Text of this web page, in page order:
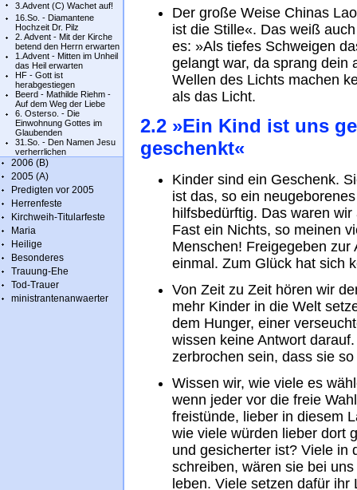
3.Advent (C) Wachet auf!
16.So. - Diamantene
Hochzeit Dr. Pilz
2. Advent - Mit der Kirche
betend den Herrn erwarten
1.Advent - Mitten im Unheil
das Heil erwarten
HF - Gott ist
herabgestiegen
Beerd - Mathilde Riehm -
Auf dem Weg der Liebe
6. Osterso. - Die
Einwohnung Gottes im
Glaubenden
31.So. - Den Namen Jesu
verherrlichen
2006 (B)
2005 (A)
Predigten vor 2005
Herrenfeste
Kirchweih-Titularfeste
Maria
Heilige
Besonderes
Trauung-Ehe
Tod-Trauer
ministrantenanwaerter
Der große Weise Chinas
ist die Stille«. Das weiß
es: »Als tiefes Schweigen
gelangt war, da sprang dein
Wellen des Lichts machen
als das Licht.
2.2 »Ein Kind ist uns
geschenkt«
Kinder sind ein Geschenk.
ist das, so ein
hilfsbedürftig. Das waren
Fast ein Nichts, so meinen
Menschen! Freigegeben
einmal. Zum Glück hat sich
Von Zeit zu Zeit hören wir
mehr Kinder in die Welt
dem Hunger, einer
wissen keine Antwort
zerbrochen sein, dass sie
Wissen wir, wie viele es
wenn jeder vor die freie
freistünde, lieber in diesem
wie viele würden lieber dort
und gesicherter ist? Viele in
schreiben, wären sie bei
leben. Viele setzen dafür